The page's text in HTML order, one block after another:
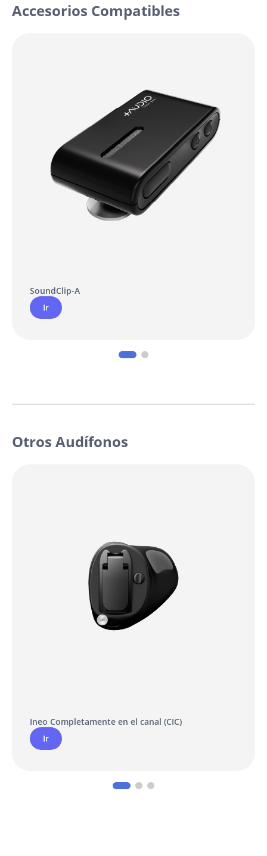
Accesorios Compatibles
SoundClip-A
Ir
Otros Audífonos
Ineo Completamente en el canal (CIC)
Ir